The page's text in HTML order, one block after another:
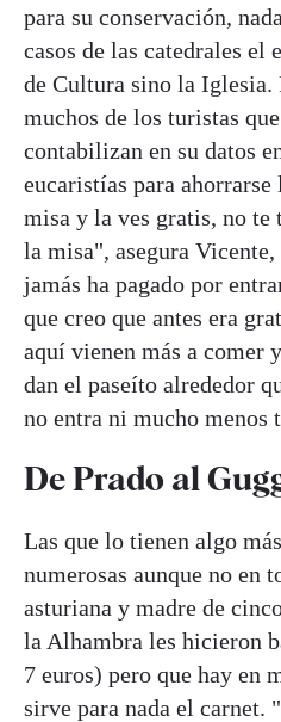
para su conservación,
casos de las catedrales el
de Cultura sino la Iglesia.
muchos de los turistas
contabilizan en su datos
eucaristías para
misa y la ves gratis, no te
la misa", asegura
jamás ha pagado por
que creo que antes era
aquí vienen más a comer
dan el paseíto alrededor
no entra ni mucho menos
De Prado al
Las que lo tienen algo
numerosas aunque no en
asturiana y madre de
la Alhambra les hicieron
7 euros) pero que hay en
sirve para nada el carnet.